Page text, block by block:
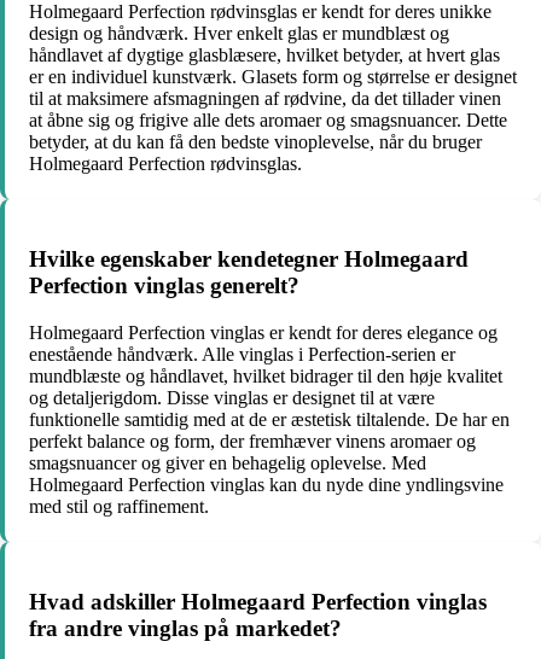
Holmegaard Perfection rødvinsglas er kendt for deres unikke
design og håndværk. Hver enkelt glas er mundblæst og
håndlavet af dygtige glasblæsere, hvilket betyder, at hvert glas
er en individuel kunstværk. Glasets form og størrelse er designet
til at maksimere afsmagningen af rødvine, da det tillader vinen
at åbne sig og frigive alle dets aromaer og smagsnuancer. Dette
betyder, at du kan få den bedste vinoplevelse, når du bruger
Holmegaard Perfection rødvinsglas.
Hvilke egenskaber kendetegner Holmegaard
Perfection vinglas generelt?
Holmegaard Perfection vinglas er kendt for deres elegance og
enestående håndværk. Alle vinglas i Perfection-serien er
mundblæste og håndlavet, hvilket bidrager til den høje kvalitet
og detaljerigdom. Disse vinglas er designet til at være
funktionelle samtidig med at de er æstetisk tiltalende. De har en
perfekt balance og form, der fremhæver vinens aromaer og
smagsnuancer og giver en behagelig oplevelse. Med
Holmegaard Perfection vinglas kan du nyde dine yndlingsvine
med stil og raffinement.
Hvad adskiller Holmegaard Perfection vinglas
fra andre vinglas på markedet?